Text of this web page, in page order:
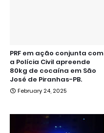
PRF em ação conjunta com
a Polícia Civil apreende
80kg de cocaína em São
José de Piranhas-PB.
February 24, 2025